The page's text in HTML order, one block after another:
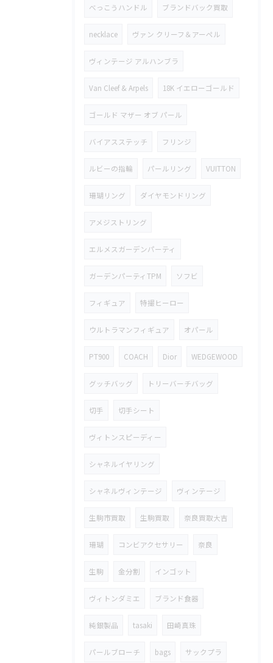
べっこうハンドル ブランドバック買取
necklace ヴァン クリーフ＆アーペル
ヴィンテージ アルハンブラ
Van Cleef & Arpels 18K イエローゴールド
ゴールド マザー オブ パール
バイアスステッチ フリンジ
ルビーの指輪 パールリング VUITTON
珊瑚リング ダイヤモンドリング
アメジストリング
エルメスガーデンパーティ
ガーデンパーティTPM ソフビ
フィギュア 特撮ヒーロー
ウルトラマンフィギュア オパール
PT900 COACH Dior WEDGEWOOD
グッチバッグ トリーバーチバッグ
切手 切手シート
ヴィトンスピーディー
シャネルイヤリング
シャネルヴィンテージ ヴィンテージ
生駒市買取 生駒買取 奈良買取大吉
珊瑚 コンビアクセサリー 奈良
生駒 金分割 インゴット
ヴィトンダミエ ブランド食器
純銀製品 tasaki 田崎真珠
パールブローチ bags サックプラ